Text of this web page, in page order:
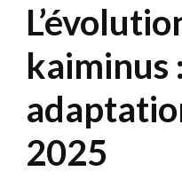
kaiminus
2025